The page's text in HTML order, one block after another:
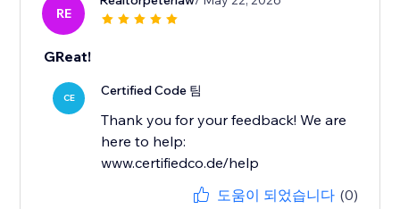
RE
GReat!
CE Certified Code 팀
Thank you for your feedback! We are
here to help:
www.certifiedco.de/help
도움이 되었습니다 (0)